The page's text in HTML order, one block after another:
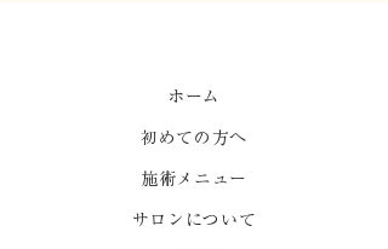
はりって痛くないです
ホーム
初めての方へ
施術メニュー
サロンについて